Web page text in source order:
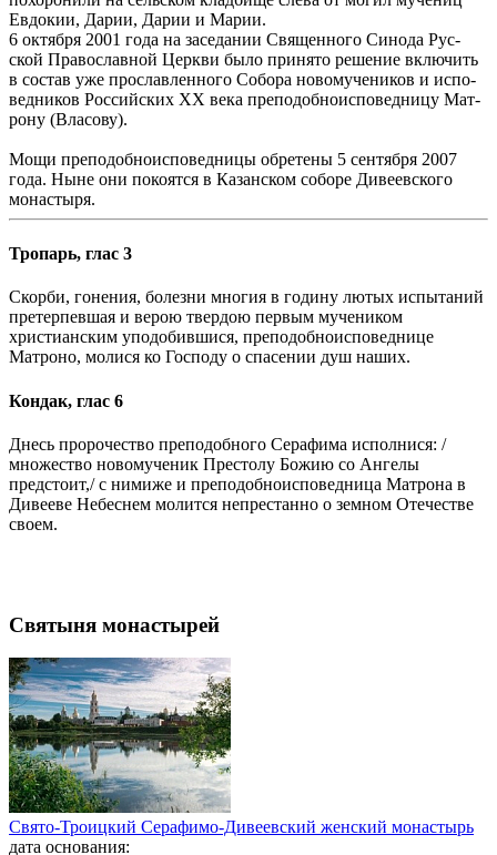
Ев­до­кии, Да­рии, Да­рии и Ма­рии.
6 ок­тяб­ря 2001 го­да на за­се­да­нии Свя­щен­но­го Си­но­да Рус­
ской Пра­во­слав­ной Церк­ви бы­ло при­ня­то ре­ше­ние вклю­чить
в со­став уже про­слав­лен­но­го Со­бо­ра но­во­му­че­ни­ков и ис­по­
вед­ни­ков Рос­сий­ских XX ве­ка пре­по­доб­но­ис­по­вед­ни­цу Мат­
ро­ну (Вла­со­ву).
Мощи преподобноисповедницы обретены 5 сентября 2007
года. Ныне они покоятся в Казанском соборе Дивеевского
монастыря.
Тропарь, глас 3
Скорби, гонения, болезни многия в годину лютых испытаний
претерпевшая и верою твердою первым мучеником
христианским уподобившися, преподобноисповеднице
Матроно, молися ко Господу о спасении душ наших.
Кондак, глас 6
Днесь пророчество преподобного Серафима исполнися: /
множество новомученик Престолу Божию со Ангелы
предстоит,/ с нимиже и преподобноисповедница Матрона в
Дивееве Небеснем молится непрестанно о земном Отечестве
своем.
Святыня монастырей
Свято-Троицкий Серафимо-Дивеевский женский монастырь
дата основания: